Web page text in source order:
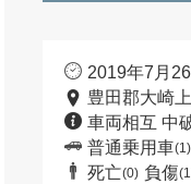
2019年7月
豊田郡大崎
車両相互 中
普通乗用車(1)
死亡(0) 負傷